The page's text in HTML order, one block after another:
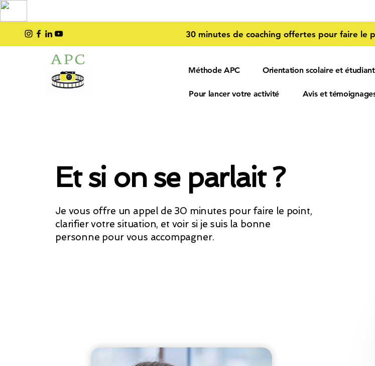
30 minutes de coaching offertes pour faire le
Méthode APC Orientation scolaire et
Pour lancer votre activité Avis et
Et si on se parlait ?
Je vous offre un appel de 30 minutes pour faire le point,
clarifier votre situation, et voir si je suis la bonne
personne pour vous accompagner.